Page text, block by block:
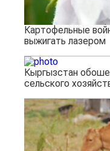
Картофельные
выжигать лазером
Кыргызстан
сельского